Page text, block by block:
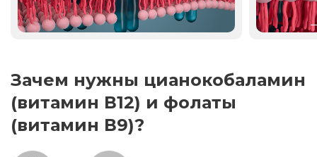
Зачем нужны цианокобаламин
(витамин В12) и фолаты
(витамин В9)?